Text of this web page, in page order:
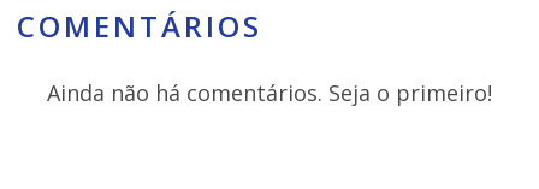
COMENTÁRIOS
Ainda não há comentários. Seja o primeiro!